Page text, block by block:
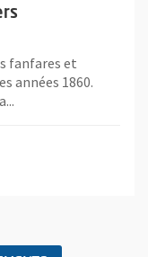
fanfares et
années 1860.